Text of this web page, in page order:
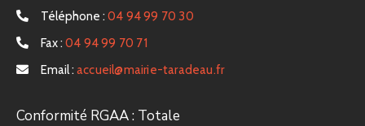
Téléphone : 04 94 99 70 30
Fax : 04 94 99 70 71
Email : accueil@mairie-taradeau.fr
Conformité RGAA : Totale